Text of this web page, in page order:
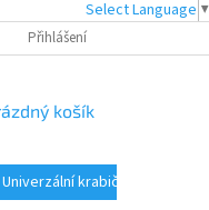
Select Language ▼
ÚDAJŮ
Přihlášení
košík
Univerzální krabičky pro karty